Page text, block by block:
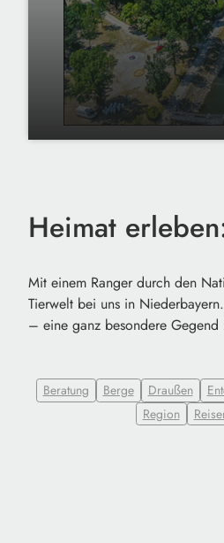
Heimat
Mit einem Ranger durch den
Tierwelt bei uns in
– eine ganz besondere
Beratung Berge Draußen
Region